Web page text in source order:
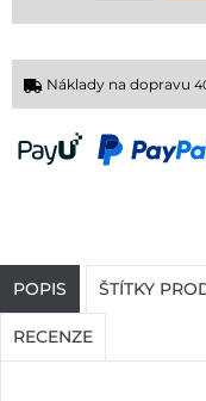
Náklady na dopravu
POPIS ŠTÍTKY
RECENZE